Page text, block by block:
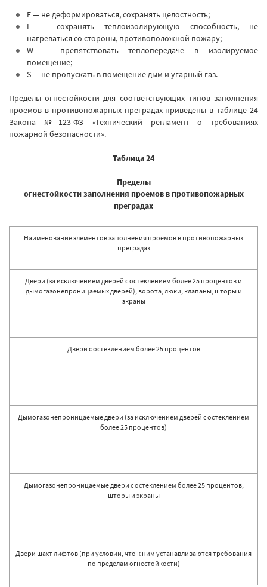
E — не деформироваться, сохранять целостность;
I — сохранять теплоизолирующую способность, не
нагреваться со стороны, противоположной пожару;
W — препятствовать теплопередаче в изолируемое
помещение;
S — не пропускать в помещение дым и угарный газ.
Пределы огнестойкости для соответствующих типов заполнения
проемов в противопожарных преградах приведены в таблице 24
Закона №123-ФЗ «Технический регламент о требованиях
пожарной безопасности».
Таблица 24
Пределы
огнестойкости заполнения проемов в противопожарных
преградах
Наименование элементов заполнения проемов в противопожарных
преградах
Двери (за исключением дверей с остеклением более 25 процентов и
дымогазонепроницаемых дверей), ворота, люки, клапаны, шторы и
экраны
Двери с остеклением более 25 процентов
Дымогазонепроницаемые двери (за исключением дверей с остеклением
более 25 процентов)
Дымогазонепроницаемые двери с остеклением более 25 процентов,
шторы и экраны
Двери шахт лифтов (при условии, что к ним устанавливаются требования
по пределам огнестойкости)